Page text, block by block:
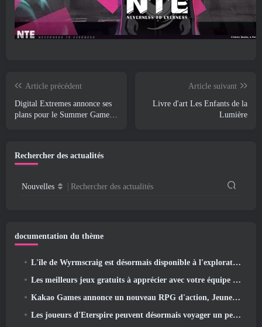
Article précédent
Digital Extremes annonce ses
plans pour le Summer Game
Article suivant
Livre d'art Les Enfants de la
Lumière
Rechercher des actualités
Nouvelles Rechercher des actualités
documentation du thème
L'île de Wyrmscraig est désormais disponible à l'exploration dans Old School RuneScape
Les meilleurs jeux gratuits à apprécier avec votre équipe (2026)
Kakao Games annonce un nouveau RPG d'action, Jeune gardienne
Les joueurs d'Eterspire peuvent désormais voyager un peu dans le temps… en guise de régal